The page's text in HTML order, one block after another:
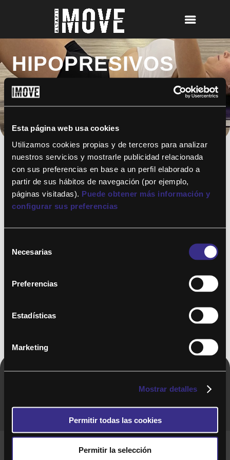
Esta página web usa cookies
Utilizamos cookies propias y de terceros para analizar
nuestros servicios y mostrarle publicidad relacionada
con sus preferencias en base a un perfil elaborado a
partir de sus hábitos de navegación (por ejemplo,
páginas visitadas). Puede obtener más información y
configurar sus preferencias
Necesarias
Preferencias
Estadísticas
Marketing
Mostrar detalles
Permitir todas las cookies
Permitir la selección
HIPOPRESIVOS
¡Para disfrutar de ALTAFIT MOVE tienes
que ser socio de algún club de ALTAFIT y
así podrás acceder a todos nuestros
Copyright © 2020. Todos los derechos
Términos y Cond. Generales de uso del Servicio